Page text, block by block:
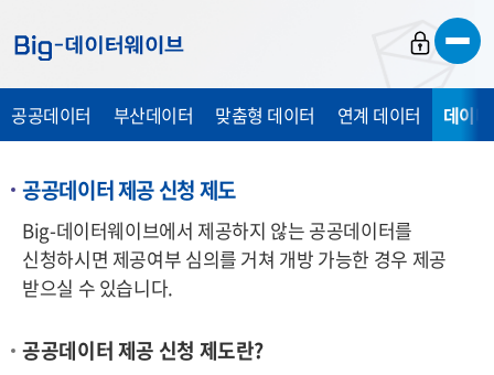
가
가
가
공공데이터 부산데이터 맞춤형 데이터 연계 데이터 데이
공공데이터 제공 신청 제도
Big-데이터웨이브에서 제공하지 않는 공공데이터를
신청하시면 제공여부 심의를 거쳐 개방 가능한 경우 제공
받으실 수 있습니다.
공공데이터 제공 신청 제도란?